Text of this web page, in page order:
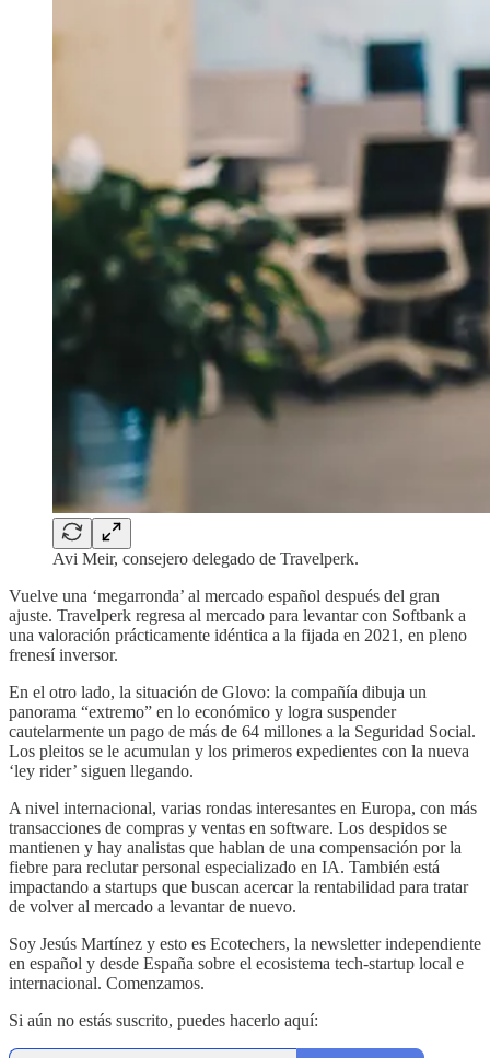
Avi Meir, consejero delegado de Travelperk.
Vuelve una ‘megarronda’ al mercado español después del gran
ajuste. Travelperk regresa al mercado para levantar con Softbank a
una valoración prácticamente idéntica a la fijada en 2021, en pleno
frenesí inversor.
En el otro lado, la situación de Glovo: la compañía dibuja un
panorama “extremo” en lo económico y logra suspender
cautelarmente un pago de más de 64 millones a la Seguridad Social.
Los pleitos se le acumulan y los primeros expedientes con la nueva
‘ley rider’ siguen llegando.
A nivel internacional, varias rondas interesantes en Europa, con más
transacciones de compras y ventas en software. Los despidos se
mantienen y hay analistas que hablan de una compensación por la
fiebre para reclutar personal especializado en IA. También está
impactando a startups que buscan acercar la rentabilidad para tratar
de volver al mercado a levantar de nuevo.
Soy Jesús Martínez y esto es Ecotechers, la newsletter independiente
en español y desde España sobre el ecosistema tech-startup local e
internacional. Comenzamos.
Si aún no estás suscrito, puedes hacerlo aquí: